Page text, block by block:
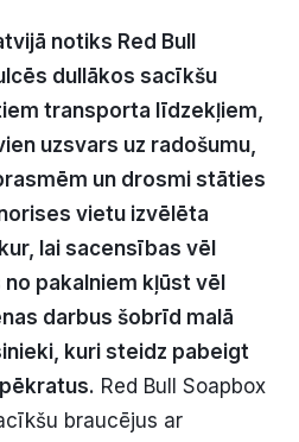
notiks Red Bull
dullākos sacīkšu
transporta līdzekļiem,
uzsvars uz radošumu,
un drosmi stāties
vietu izvēlēta
lai sacensības vēl
pakalniem kļūst vēl
darbus šobrīd malā
kuri steidz pabeigt
Red Bull Soapbox
braucējus ar